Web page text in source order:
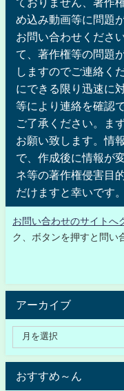
め込み動画等に問題
お問い合わせくださ
て、著作権等の問題
しますのでご連絡く
にできる限り迅速に
等により連絡を確認
ご了承ください。ま
お願い致します。情
で、作成後に情報が
ネ等の著作権侵害目
だけますと幸いです。
お問い合わせのサイトへ
ク、ボタンを押すと問い
アーカイブ
おすすめ～ん